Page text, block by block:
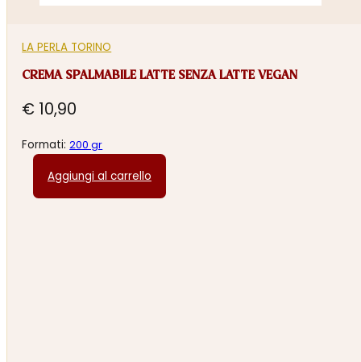
LA PERLA TORINO
CREMA SPALMABILE LATTE SENZA LATTE VEGAN
€ 10,90
Formati:200 gr
Aggiungi al carrello